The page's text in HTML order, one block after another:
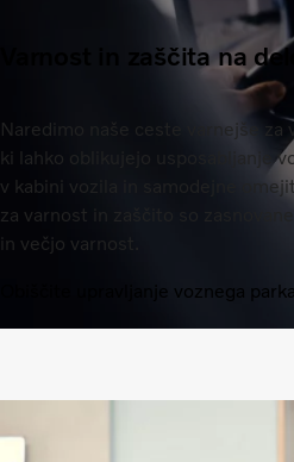
Varnost in zaščita na
Naredimo naše ceste varnejše za
ki lahko oblikujejo usposabljanje
v kabini vozila in samodejne
za varnost in zaščito so
in večjo varnost.
Obiščite upravljanje voznega parka